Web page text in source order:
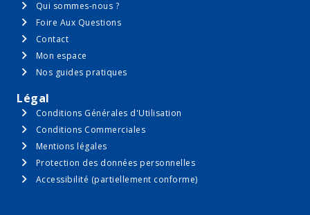
Qui sommes-nous ?
Foire Aux Questions
Contact
Mon espace
Nos guides pratiques
Légal
Conditions Générales d'Utilisation
Conditions Commerciales
Mentions légales
Protection des données personnelles
Accessibilité (partiellement conforme)